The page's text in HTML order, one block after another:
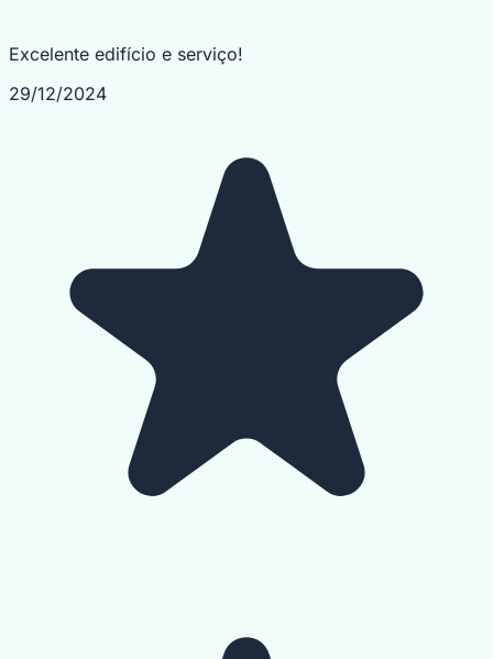
Excelente edifício e serviço!
29/12/2024